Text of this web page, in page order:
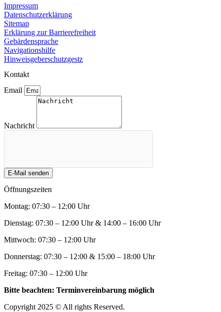
Impressum
Datenschutzerklärung
Sitemap
Erklärung zur Barrierefreiheit
Gebärdensprache
Navigationshilfe
Hinweisgeberschutzgestz
Kontakt
Email
Nachricht
E-Mail senden
Öffnungszeiten
Montag: 07:30 – 12:00 Uhr
Dienstag: 07:30 – 12:00 Uhr & 14:00 – 16:00 Uhr
Mittwoch: 07:30 – 12:00 Uhr
Donnerstag: 07:30 – 12:00 & 15:00 – 18:00 Uhr
Freitag: 07:30 – 12:00 Uhr
Bitte beachten: Terminvereinbarung möglich
Copyright 2025 © All rights Reserved.